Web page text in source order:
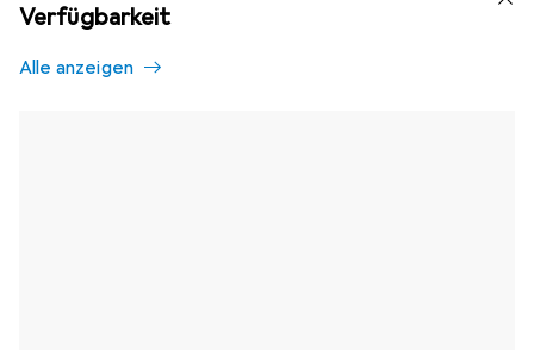
Verfügbarkeit
Alle anzeigen